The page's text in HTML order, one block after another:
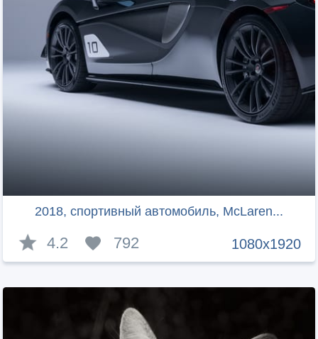
2018, спортивный автомобиль, McLaren...
1080x1920
4.2 792